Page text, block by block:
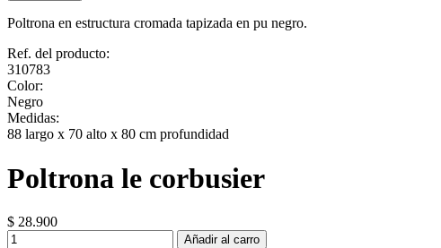
Poltrona en estructura cromada tapizada en pu negro.
Ref. del producto:
310783
Color:
Negro
Medidas:
88 largo x 70 alto x 80 cm profundidad
Poltrona le corbusier
$ 28.900
Añadir al carro